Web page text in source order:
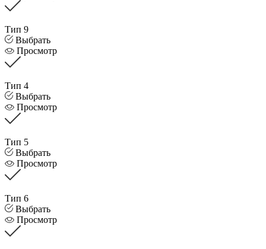
Тип 9
Выбрать
Просмотр
Тип 4
Выбрать
Просмотр
Тип 5
Выбрать
Просмотр
Тип 6
Выбрать
Просмотр